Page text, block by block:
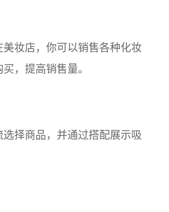
妆店，你可以销售各种化妆
，提高销售量。
择商品，并通过搭配展示吸